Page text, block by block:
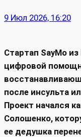
9 Июл 2026, 16:20
Стартап SayMo
цифровой
после инсульта
Проект начался
Солошенко,
ее дедушка